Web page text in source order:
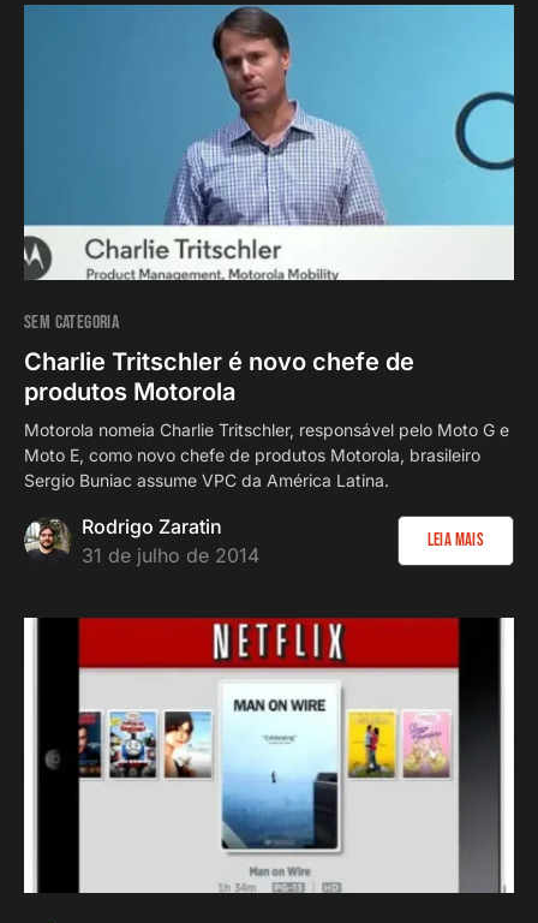
SEM CATEGORIA
Charlie Tritschler é novo chefe de
produtos Motorola
Motorola nomeia Charlie Tritschler, responsável pelo Moto G e
Moto E, como novo chefe de produtos Motorola, brasileiro
Sergio Buniac assume VPC da América Latina.
Rodrigo Zaratin
31 de julho de 2014
Leia Mais